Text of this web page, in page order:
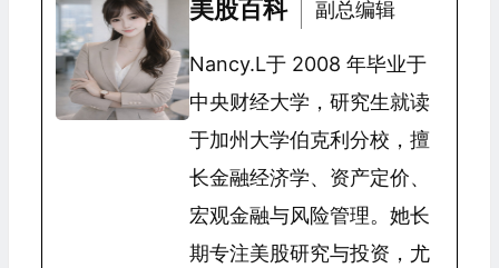
美股百科 副总编辑
Nancy.L于 2008 年毕业于
中央财经大学，研究生就读
于加州大学伯克利分校，擅
长金融经济学、资产定价、
宏观金融与风险管理。她长
期专注美股研究与投资，尤